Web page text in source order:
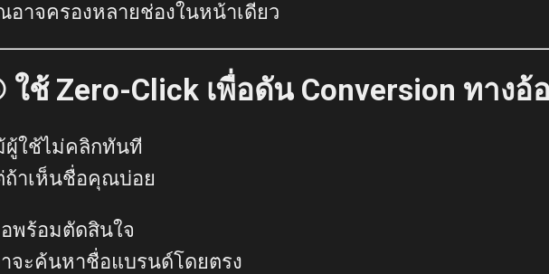
อาจครองหลายช่องในหน้าเดียว
ใช้ Zero-Click เพื่อดัน Conversion ทางอ้
ผู้ใช้ไม่คลิกทันที
ถ้าเห็นชื่อคุณบ่อย
อพร้อมตัดสินใจ
าจะค้นหาชื่อแบรนด์โดยตรง